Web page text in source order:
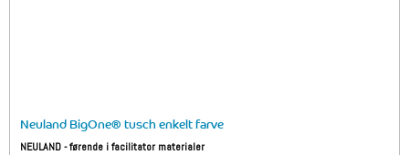
Neuland BigOne® tusch enkelt farve
NEULAND - førende i facilitator materialer